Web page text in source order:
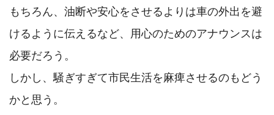
もちろん、油断や安心をさせるよりは車の外出を避
けるように伝えるなど、用心のためのアナウンスは
必要だろう。
しかし、騒ぎすぎて市民生活を麻痺させるのもどう
かと思う。